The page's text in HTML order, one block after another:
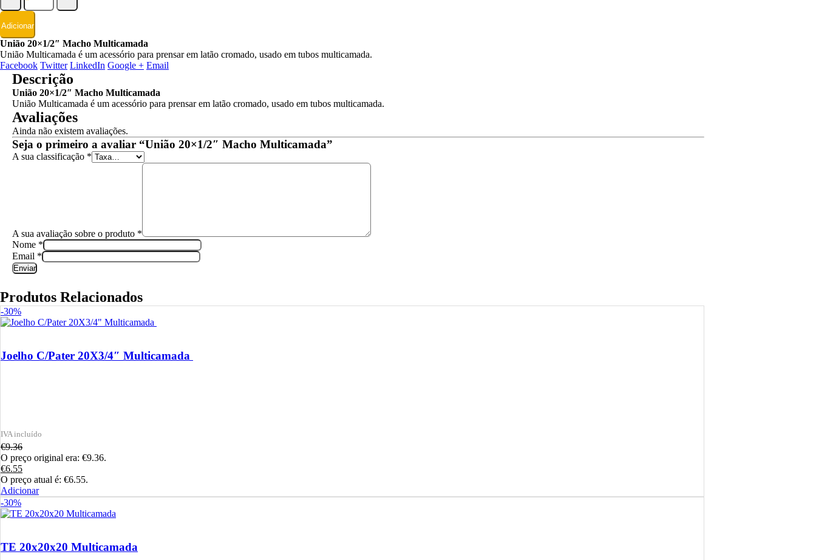
Adicionar
União 20×1/2″ Macho Multicamada
União Multicamada é um acessório para prensar em latão cromado, usado em tubos multicamada.
Facebook Twitter LinkedIn Google + Email
Descrição
União 20×1/2″ Macho Multicamada
União Multicamada é um acessório para prensar em latão cromado, usado em tubos multicamada.
Avaliações
Ainda não existem avaliações.
Seja o primeiro a avaliar “União 20×1/2″ Macho Multicamada”
A sua classificação *
A sua avaliação sobre o produto *
Nome *
Email *
Produtos Relacionados
-30%
Joelho C/Pater 20X3/4″ Multicamada
€9.36
O preço original era: €9.36.
€6.55
O preço atual é: €6.55.
Adicionar
-30%
TE 20x20x20 Multicamada